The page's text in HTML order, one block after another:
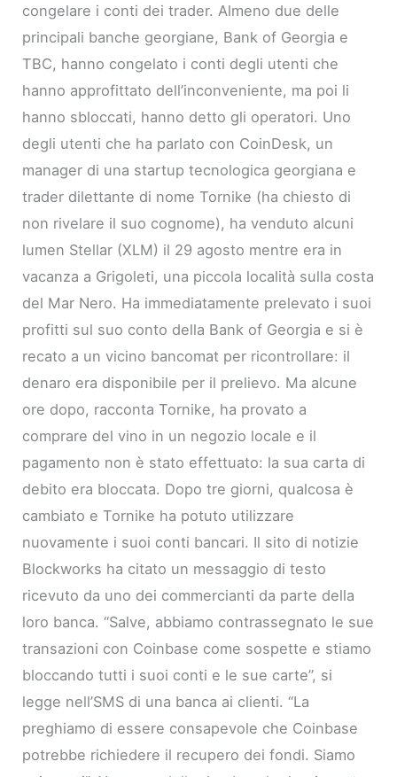
congelare i conti dei trader. Almeno due delle
principali banche georgiane, Bank of Georgia e
TBC, hanno congelato i conti degli utenti che
hanno approfittato dell’inconveniente, ma poi li
hanno sbloccati, hanno detto gli operatori. Uno
degli utenti che ha parlato con CoinDesk, un
manager di una startup tecnologica georgiana e
trader dilettante di nome Tornike (ha chiesto di
non rivelare il suo cognome), ha venduto alcuni
lumen Stellar (XLM) il 29 agosto mentre era in
vacanza a Grigoleti, una piccola località sulla costa
del Mar Nero. Ha immediatamente prelevato i suoi
profitti sul suo conto della Bank of Georgia e si è
recato a un vicino bancomat per ricontrollare: il
denaro era disponibile per il prelievo. Ma alcune
ore dopo, racconta Tornike, ha provato a
comprare del vino in un negozio locale e il
pagamento non è stato effettuato: la sua carta di
debito era bloccata. Dopo tre giorni, qualcosa è
cambiato e Tornike ha potuto utilizzare
nuovamente i suoi conti bancari. Il sito di notizie
Blockworks ha citato un messaggio di testo
ricevuto da uno dei commercianti da parte della
loro banca. “Salve, abbiamo contrassegnato le sue
transazioni con Coinbase come sospette e stiamo
bloccando tutti i suoi conti e le sue carte”, si
legge nell’SMS di una banca ai clienti. “La
preghiamo di essere consapevole che Coinbase
potrebbe richiedere il recupero dei fondi. Siamo